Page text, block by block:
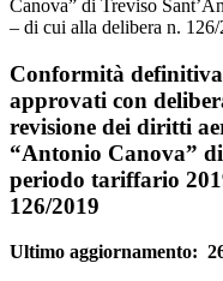
Canova” di Treviso
– di cui alla delibera n.
Conformità
approvati con
revisione dei diritti
“Antonio Canova”
periodo tariffario
126/2019
Ultimo aggiornamento: